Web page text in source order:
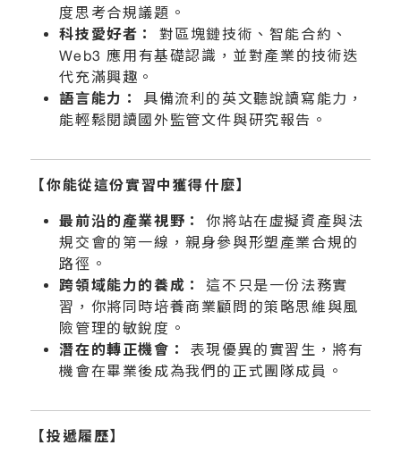
度思考合規議題。
科技愛好者：
對區塊鏈技術、智能合約、
Web3 應用有基礎認識，並對產業的技術迭
代充滿興趣。
語言能力：
具備流利的英文聽說讀寫能力，
能輕鬆閱讀國外監管文件與研究報告。
【你能從這份實習中獲得什麼】
最前沿的產業視野：
你將站在虛擬資產與法
規交會的第一線，親身參與形塑產業合規的
路徑。
跨領域能力的養成：
這不只是一份法務實
習，你將同時培養商業顧問的策略思維與風
險管理的敏銳度。
潛在的轉正機會：
表現優異的實習生，將有
機會在畢業後成為我們的正式團隊成員。
【投遞履歷】